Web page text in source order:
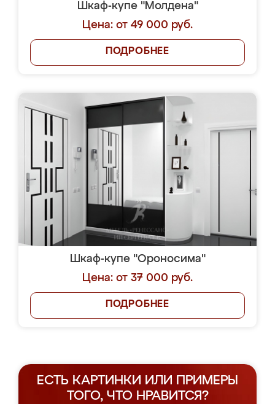
Шкаф-купе "Молдена"
Цена: от 49 000 руб.
ПОДРОБНЕЕ
Шкаф-купе "Ороносима"
Цена: от 37 000 руб.
ПОДРОБНЕЕ
ЕСТЬ КАРТИНКИ ИЛИ ПРИМЕРЫ
ТОГО, ЧТО НРАВИТСЯ?